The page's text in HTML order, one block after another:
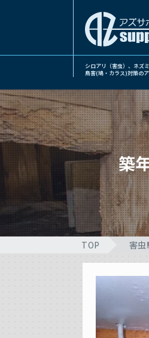
シロアリ（害虫）、ネズ
鳥害(鳩・カラス)対策の
築
TOP 害虫